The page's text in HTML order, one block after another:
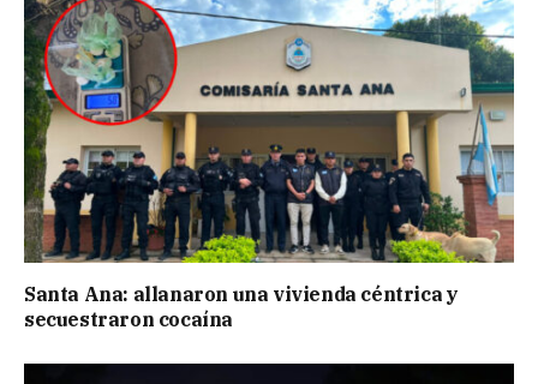
Santa Ana: allanaron una vivienda céntrica y
secuestraron cocaína